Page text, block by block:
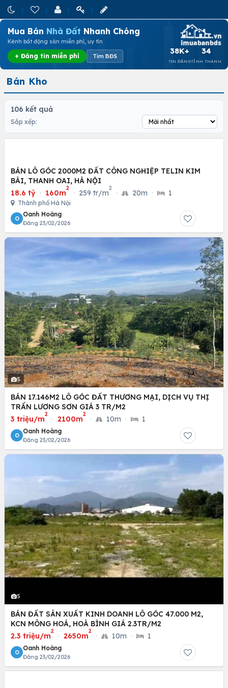
Mua Bán Nhà Đất Nhanh Chóng
Kênh bất động sản miễn phí, uy tín
+ Đăng tin miễn phí Tìm BĐS
38K+
TIN ĐĂNG
34
TỈNH THÀNH
Bán Kho
106 kết quả
Sắp xếp:
BÁN LÔ GÓC 2000M2 ĐẤT CÔNG NGHIỆP TELIN KIM
BÀI, THANH OAI, HÀ NỘI
18.6 tỷ · 160m
2
· 259 tr/m
2
· 20m · 1
Thành phố Hà Nội
O
Oanh Hoàng
Đăng 23/02/2026
5
BÁN 17.146M2 LÔ GÓC ĐẤT THƯƠNG MẠI, DỊCH VỤ THỊ
TRẤN LƯƠNG SƠN GIÁ 3 TR/M2
3 triệu/m
2
· 2100m
2
· 10m · 1
O
Oanh Hoàng
Đăng 23/02/2026
5
BÁN ĐẤT SẢN XUẤT KINH DOANH LÔ GÓC 47.000 M2,
KCN MÔNG HOÁ, HOÀ BÌNH GIÁ 2.3TR/M2
2.3 triệu/m
2
· 2650m
2
· 10m · 1
O
Oanh Hoàng
Đăng 23/02/2026